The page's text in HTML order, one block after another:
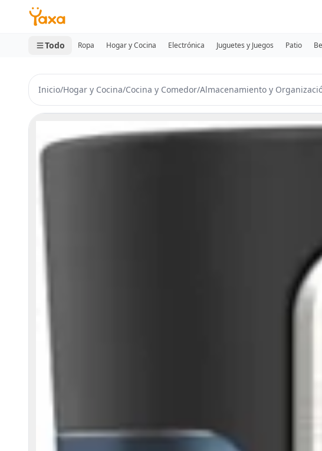
MINI CARRITO
0 productos
Todo Ropa Hogar y Cocina Electrónica Juguetes y Juegos Patio
Inicio/Hogar y Cocina/Cocina y Comedor/Almacenamiento y